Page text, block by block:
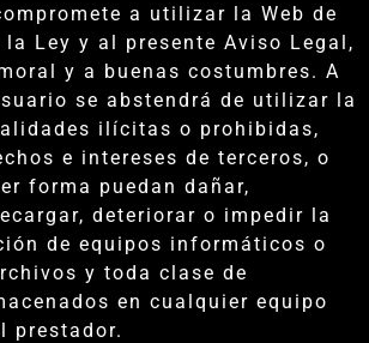
a utilizar la Web de
Ley y al presente Aviso Legal,
y a buenas costumbres. A
se abstendrá de utilizar la
ilícitas o prohibidas,
e intereses de terceros, o
forma puedan dañar,
deteriorar o impedir la
de equipos informáticos o
y toda clase de
en cualquier equipo
prestador.